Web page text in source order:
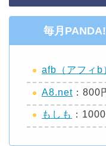
毎月
afb（アフィb
A8.net ：800
もしも ：